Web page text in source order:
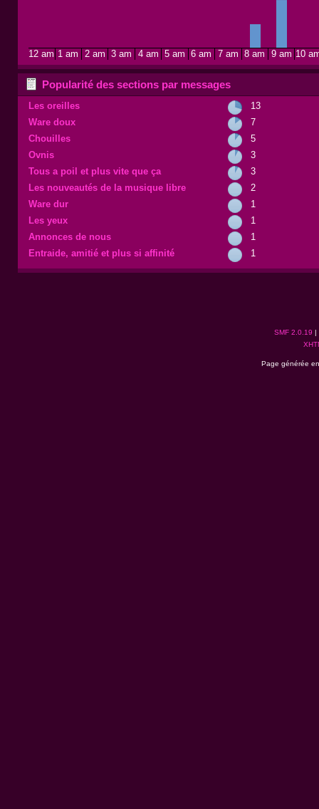
12 am 1 am 2 am 3 am 4 am 5 am 6 am 7 am 8 am 9 am 10
Popularité des sections par messages
Les oreilles
13
Ware doux
7
Chouilles
5
Ovnis
3
Tous a poil et plus vite que ça
3
Les nouveautés de la musique libre
2
Ware dur
1
Les yeux
1
Annonces de nous
1
Entraide, amitié et plus si affinité
1
SMF 2.0.19 |
Page générée